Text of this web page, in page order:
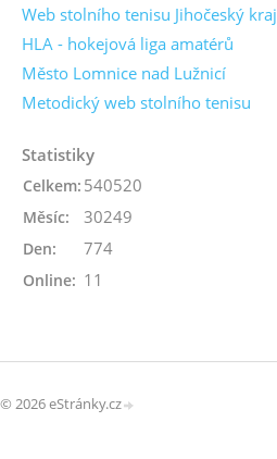
Web stolního tenisu Jihočeský kraj
HLA - hokejová liga amatérů
Město Lomnice nad Lužnicí
Metodický web stolního tenisu
Statistiky
Online: 11
Celkem: 540520
Měsíc: 30249
Den: 774
© 2026 eStránky.cz